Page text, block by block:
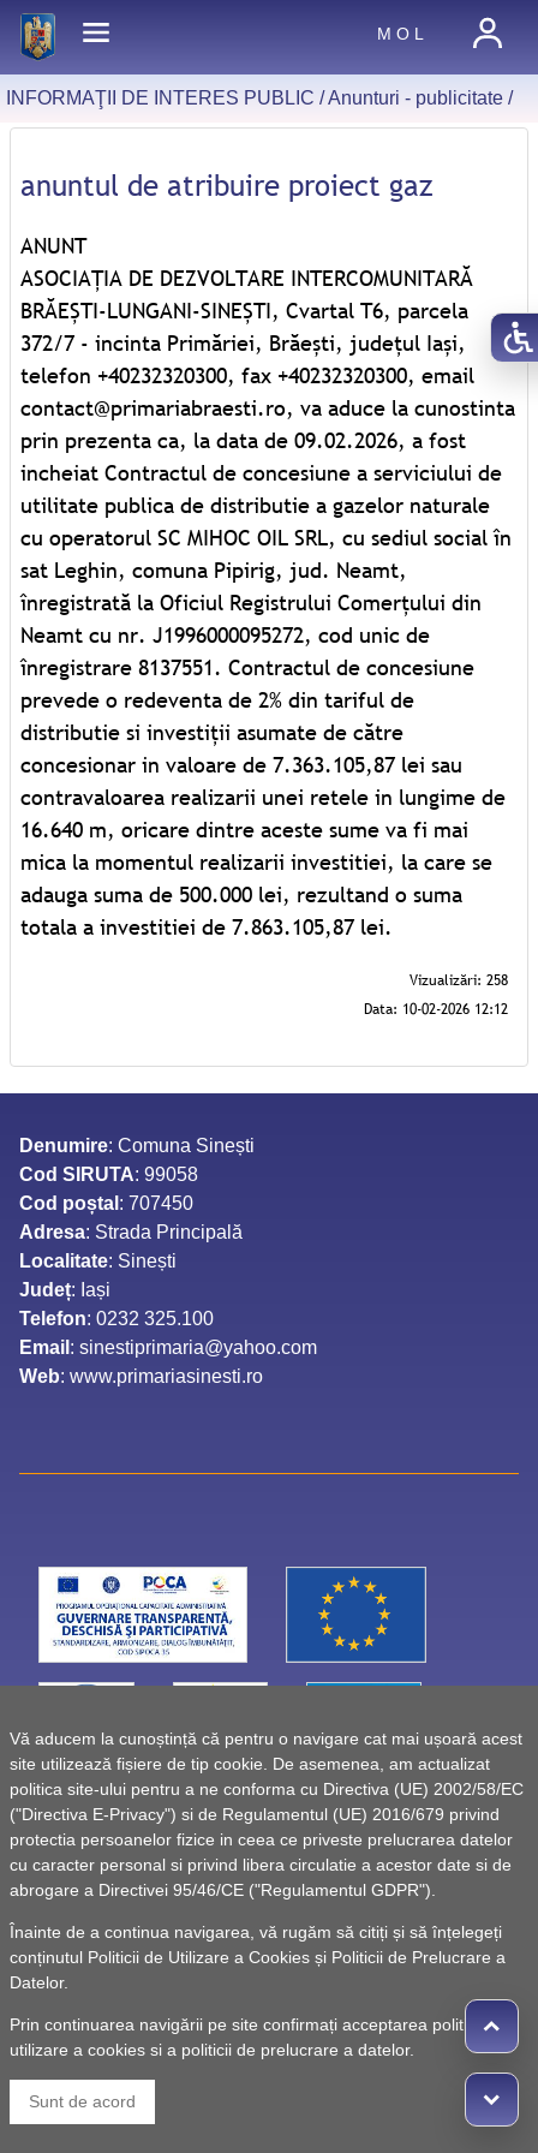
Vă aducem la cunoștință că pentru o navigare cat mai ușoară acest
site utilizează fișiere de tip cookie. De asemenea, am actualizat
politica site-ului pentru a ne conforma cu Directiva (UE) 2002/58/EC
("Directiva E-Privacy") si de Regulamentul (UE) 2016/679 privind
protectia persoanelor fizice in ceea ce priveste prelucrarea datelor
cu caracter personal si privind libera circulatie a acestor date si de
abrogare a Directivei 95/46/CE ("Regulamentul GDPR").
Înainte de a continua navigarea, vă rugăm să citiți și să înțelegeți
conținutul Politicii de Utilizare a Cookies și Politicii de Prelucrare a
Datelor.
Prin continuarea navigării pe site confirmați acceptarea politicii de
utilizare a cookies si a politicii de prelucrare a datelor.
Sunt de acord
M O L
INFORMAŢII DE INTERES PUBLIC /Anunturi - publicitate/
anuntul de atribuire proiect gaz
ANUNT
ASOCIAȚIA DE DEZVOLTARE INTERCOMUNITARĂ
BRĂEȘTI-LUNGANI-SINEȘTI, Cvartal T6, parcela
372/7 - incinta Primăriei, Brăești, judeţul Iași,
telefon +40232320300, fax +40232320300, email
contact@primariabraesti.ro, va aduce la cunostinta
prin prezenta ca, la data de 09.02.2026, a fost
incheiat Contractul de concesiune a serviciului de
utilitate publica de distributie a gazelor naturale
cu operatorul SC MIHOC OIL SRL, cu sediul social în
sat Leghin, comuna Pipirig, jud. Neamt,
înregistrată la Oficiul Registrului Comerţului din
Neamt cu nr. J1996000095272, cod unic de
înregistrare 8137551. Contractul de concesiune
prevede o redeventa de 2% din tariful de
distributie si investiții asumate de către
concesionar in valoare de 7.363.105,87 lei sau
contravaloarea realizarii unei retele in lungime de
16.640 m, oricare dintre aceste sume va fi mai
mica la momentul realizarii investitiei, la care se
adauga suma de 500.000 lei, rezultand o suma
totala a investitiei de 7.863.105,87 lei.
Denumire: Comuna Sinești
Cod SIRUTA: 99058
Cod poștal : 707450
Adresa: Strada Principală
Localitate: Sinești
Județ: Iași
Telefon: 0232 325.100
Email : sinestiprimaria@yahoo.com
Web: www.primariasinesti.ro
© 2010 -Powered by Pancarpatica Invest
Termeni de